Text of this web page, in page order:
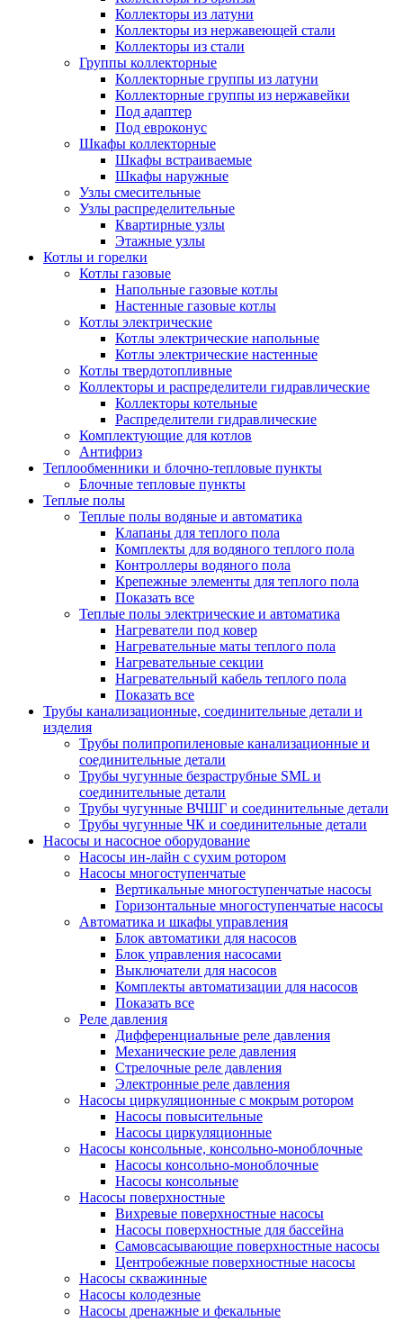
Коллекторы из латуни
Коллекторы из нержавеющей стали
Коллекторы из стали
Группы коллекторные
Коллекторные группы из латуни
Коллекторные группы из нержавейки
Под адаптер
Под евроконус
Шкафы коллекторные
Шкафы встраиваемые
Шкафы наружные
Узлы смесительные
Узлы распределительные
Квартирные узлы
Этажные узлы
Котлы и горелки
Котлы газовые
Напольные газовые котлы
Настенные газовые котлы
Котлы электрические
Котлы электрические напольные
Котлы электрические настенные
Котлы твердотопливные
Коллекторы и распределители гидравлические
Коллекторы котельные
Распределители гидравлические
Комплектующие для котлов
Антифриз
Теплообменники и блочно-тепловые пункты
Блочные тепловые пункты
Теплые полы
Теплые полы водяные и автоматика
Клапаны для теплого пола
Комплекты для водяного теплого пола
Контроллеры водяного пола
Крепежные элементы для теплого пола
Показать все
Теплые полы электрические и автоматика
Нагреватели под ковер
Нагревательные маты теплого пола
Нагревательные секции
Нагревательный кабель теплого пола
Показать все
Трубы канализационные, соединительные детали и
изделия
Трубы полипропиленовые канализационные и
соединительные детали
Трубы чугунные безраструбные SML и
соединительные детали
Трубы чугунные ВЧШГ и соединительные детали
Трубы чугунные ЧК и соединительные детали
Насосы и насосное оборудование
Насосы ин-лайн с сухим ротором
Насосы многоступенчатые
Вертикальные многоступенчатые насосы
Горизонтальные многоступенчатые насосы
Автоматика и шкафы управления
Блок автоматики для насосов
Блок управления насосами
Выключатели для насосов
Комплекты автоматизации для насосов
Показать все
Реле давления
Дифференциальные реле давления
Механические реле давления
Стрелочные реле давления
Электронные реле давления
Насосы циркуляционные с мокрым ротором
Насосы повысительные
Насосы циркуляционные
Насосы консольные, консольно-моноблочные
Насосы консольно-моноблочные
Насосы консольные
Насосы поверхностные
Вихревые поверхностные насосы
Насосы поверхностные для бассейна
Самовсасывающие поверхностные насосы
Центробежные поверхностные насосы
Насосы скважинные
Насосы колодезные
Насосы дренажные и фекальные